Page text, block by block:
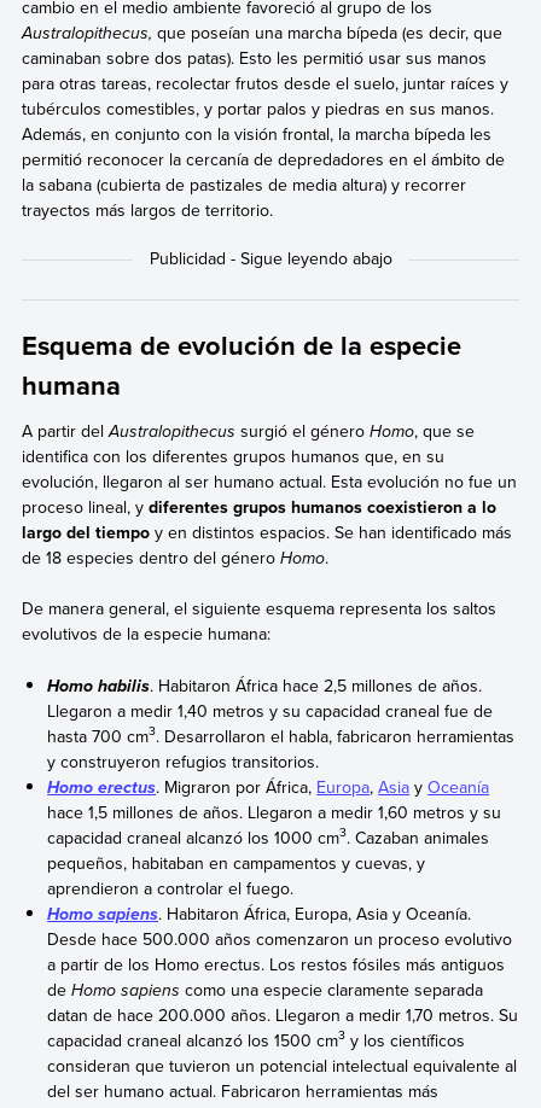
cambio en el medio ambiente favoreció al grupo de los
Australopithecus, que poseían una marcha bípeda (es decir, que
caminaban sobre dos patas). Esto les permitió usar sus manos
para otras tareas, recolectar frutos desde el suelo, juntar raíces y
tubérculos comestibles, y portar palos y piedras en sus manos.
Además, en conjunto con la visión frontal, la marcha bípeda les
permitió reconocer la cercanía de depredadores en el ámbito de
la sabana (cubierta de pastizales de media altura) y recorrer
trayectos más largos de territorio.
Esquema de evolución de la especie
humana
A partir delAustralopithecus surgió el género Homo, que se
identifica con los diferentes grupos humanos que, en su
evolución, llegaron al ser humano actual. Esta evolución no fue un
proceso lineal, y diferentes grupos humanos coexistieron a lo
largo del tiempoy en distintos espacios. Se han identificado más
de 18 especies dentro del género Homo.
De manera general, el siguiente esquema representa los saltos
evolutivos de la especie humana:
Homo habilis. Habitaron África hace 2,5 millones de años.
Llegaron a medir 1,40 metros y su capacidad craneal fue de
hasta 700 cm3. Desarrollaron el habla, fabricaron herramientas
y construyeron refugios transitorios.
Homo erectus. Migraron por África, Europa,Asia yOceanía
hace 1,5 millones de años. Llegaron a medir 1,60 metros y su
capacidad craneal alcanzó los 1000 cm3. Cazaban animales
pequeños, habitaban en campamentos y cuevas, y
aprendieron a controlar el fuego.
Homo sapiens. Habitaron África, Europa, Asia y Oceanía.
Desde hace 500.000 años comenzaron un proceso evolutivo
a partir de los Homo erectus. Los restos fósiles más antiguos
deHomo sapiens como una especie claramente separada
datan de hace 200.000 años. Llegaron a medir 1,70 metros. Su
capacidad craneal alcanzó los 1500 cm3 y los científicos
consideran que tuvieron un potencial intelectual equivalente al
del ser humano actual. Fabricaron herramientas más